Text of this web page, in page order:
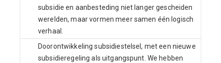
subsidie en aanbesteding niet langer gescheiden
werelden, maar vormen meer samen één logisch
verhaal.
Doorontwikkeling subsidiestelsel, met een nieuwe
subsidieregeling als uitgangspunt. We hebben